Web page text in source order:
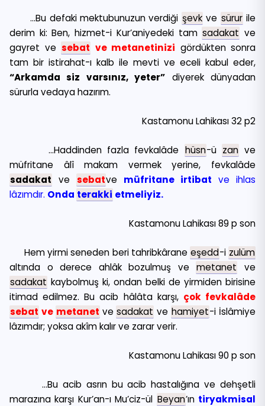
…Bu defaki mektubunuzun verdiği şevk ve sürur ile
derim ki: Ben, hizmet-i Kur’aniyedeki tam sadakat ve
gayret ve sebat ve metanetinizi gördükten sonra
tam bir istirahat-ı kalb ile mevti ve eceli kabul eder,
“Arkamda siz varsınız, yeter” diyerek dünyadan
sürurla vedaya hazırım.
Kastamonu Lahikası 32 p2
…Haddinden fazla fevkalâde hüsn-ü zan ve
müfritane âlî makam vermek yerine, fevkalâde
sadakat ve sebatve müfritane irtibat ve ihlas
lâzımdır. Onda terakki etmeliyiz.
Kastamonu Lahikası 89 p son
Hem yirmi seneden beri tahribkârane eşedd-i zulüm
altında o derece ahlâk bozulmuş ve metanet
ve
sadakat kaybolmuş ki, ondan belki de yirmiden birisine
itimad edilmez. Bu acib hâlâta karşı, çok fevkalâde
sebat ve metanet ve sadakat ve hamiyet-i İslâmiye
lâzımdır; yoksa akîm kalır ve zarar verir.
Kastamonu Lahikası 90 p son
…Bu acib asrın bu acib hastalığına ve dehşetli
marazına karşı Kur’an-ı Mu’ciz-ül Beyan’ın tiryakmisal